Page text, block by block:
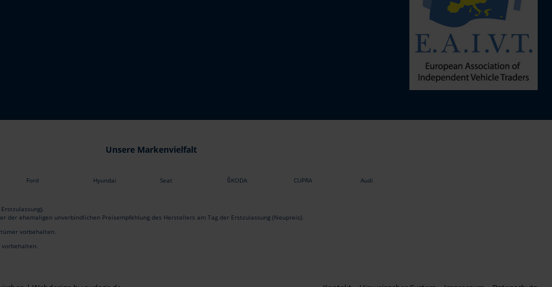
Unsere Markenvielfalt
Ford Hyundai Seat ŠKODA CUPRA Audi
ehemaligen unverbindlichen Preisempfehlung des Herstellers am Tag der Erstzulassung (Neupreis).
vorbehalten.